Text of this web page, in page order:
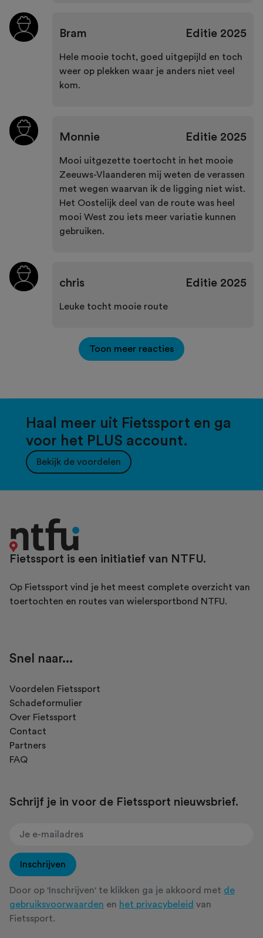
Bram Editie2025
Hele mooie tocht, goed uitgepijld en toch
weer op plekken waar je anders niet veel
kom.
Monnie Editie2025
Mooi uitgezette toertocht in het mooie
Zeeuws-Vlaanderen mij weten de verassen
met wegen waarvan ik de ligging niet wist.
Het Oostelijk deel van de route was heel
mooi West zou iets meer variatie kunnen
gebruiken.
chris Editie2025
Leuke tocht mooie route
Toon meer reacties
Haal meer uit Fietssport en ga
voor het PLUS account.
Bekijk de voordelen
Fietssport is een initiatief van NTFU.
Op Fietssport vind je het meest complete overzicht van
toertochten en routes van wielersportbond NTFU.
Snel naar...
Voordelen Fietssport
Schadeformulier
Over Fietssport
Contact
Partners
FAQ
Schrijf je in voor de Fietssport nieuwsbrief.
Inschrijven
Door op 'Inschrijven' te klikken ga je akkoord met de
gebruiksvoorwaarden en het privacybeleid van
Fietssport.